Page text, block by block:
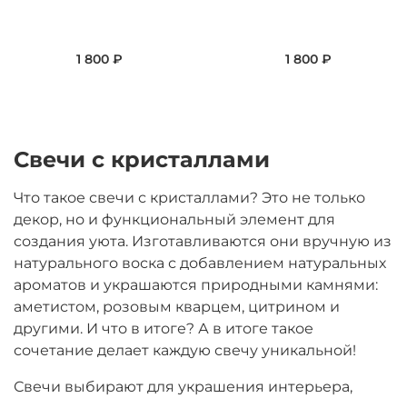
1 800 ₽ 1 800 ₽
Свечи с кристаллами
Что такое свечи с кристаллами? Это не только
декор, но и функциональный элемент для
создания уюта. Изготавливаются они вручную из
натурального воска с добавлением натуральных
ароматов и украшаются природными камнями:
аметистом, розовым кварцем, цитрином и
другими. И что в итоге? А в итоге такое
сочетание делает каждую свечу уникальной!
Свечи выбирают для украшения интерьера,